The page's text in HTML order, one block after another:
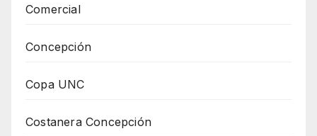
Comercial
Concepción
Copa UNC
Costanera Concepción